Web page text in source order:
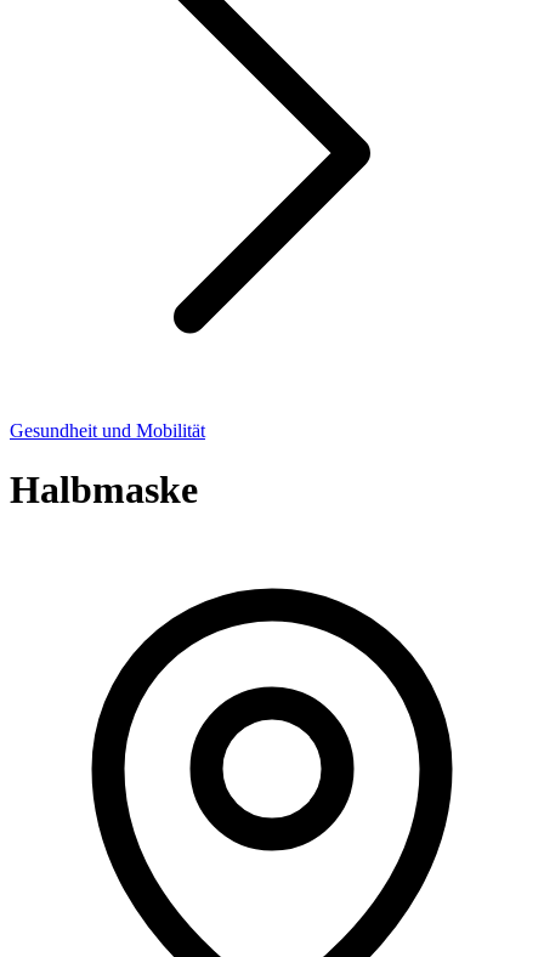
Gesundheit und Mobilität
Halbmaske